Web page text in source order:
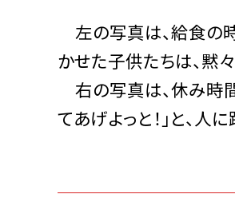
左の写真は、給食の
かせた子供たちは、黙
右の写真は、休み時
てあげよっと！」と、人